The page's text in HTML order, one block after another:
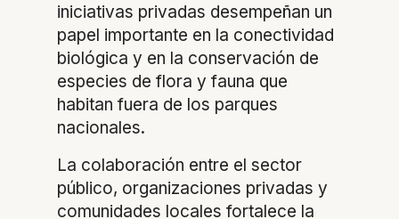
iniciativas privadas desempeñan un
papel importante en la conectividad
biológica y en la conservación de
especies de flora y fauna que
habitan fuera de los parques
nacionales.
La colaboración entre el sector
público, organizaciones privadas y
comunidades locales fortalece la